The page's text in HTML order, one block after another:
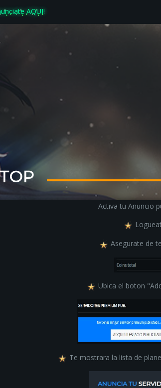
AQUI!
Activa tu Anuncio
Asegurate de
Ubica el boton
Te mostrara la lista de